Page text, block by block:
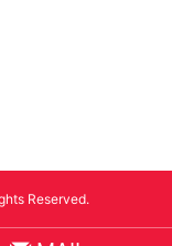
Reserved.